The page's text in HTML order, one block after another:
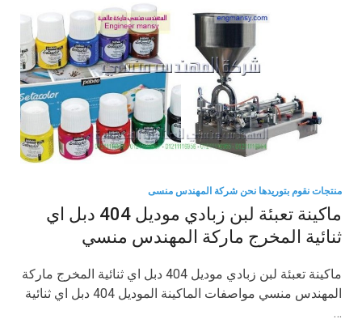
منتجات نقوم بتوريدها نحن شركة المهندس منسى
ماكينة تعبئة لبن زبادي موديل 404 دبل اي
ثنائية المخرج ماركة المهندس منسي
ماكينة تعبئة لبن زبادي موديل 404 دبل اي ثنائية المخرج ماركة
المهندس منسي مواصفات الماكينة الموديل 404 دبل اي ثنائية
…